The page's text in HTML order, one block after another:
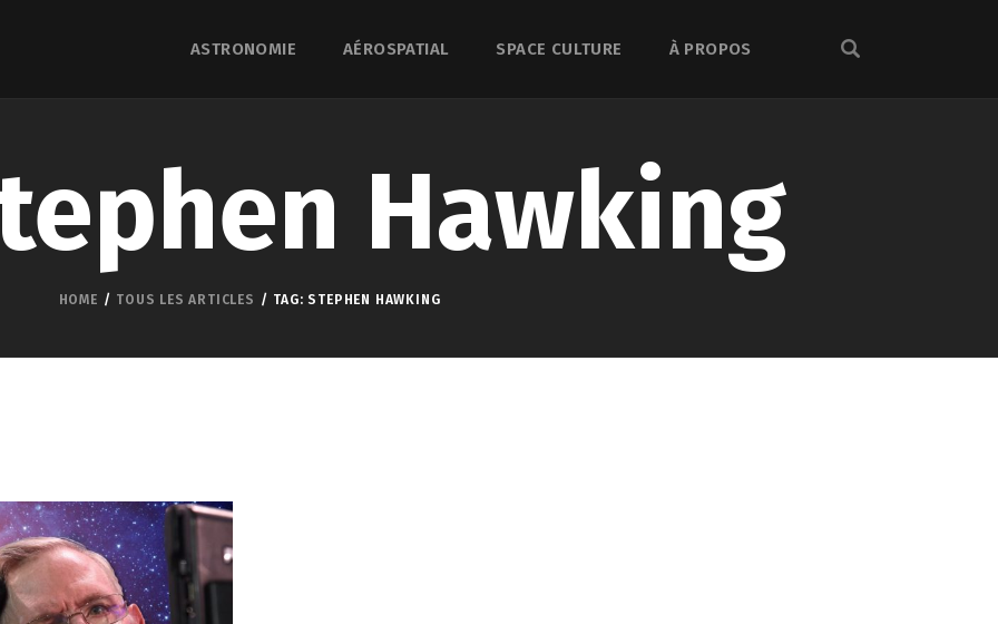
ASTRONOMIE AÉROSPATIAL SPACE CULTURE À PROPOS
Hawking
HOME TOUS LES ARTICLES TAG: STEPHEN HAWKING